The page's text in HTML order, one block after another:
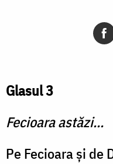
Glasul 3
Fecioara astăzi...
Pe Fecioara şi de